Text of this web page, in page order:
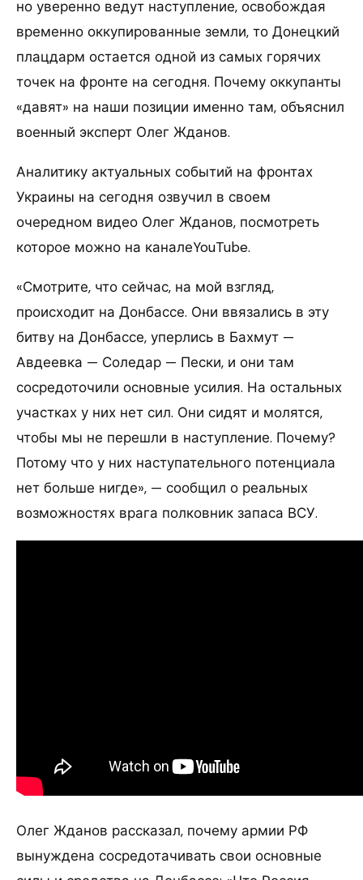
но уверенно ведут наступление, освобождая
временно оккупированные земли, то Донецкий
плацдарм остается одной из самых горячих
точек на фронте на сегодня. Почему оккупанты
«давят» на наши позиции именно там, объяснил
военный эксперт Олег Жданов.
Аналитику актуальных событий на фронтах
Украины на сегодня озвучил в своем
очередном видео Олег Жданов, посмотреть
которое можно на каналеYouTube.
«Смотрите, что сейчас, на мой взгляд,
происходит на Донбассе. Они ввязались в эту
битву на Донбассе, уперлись в Бахмут —
Авдеевка — Соледар — Пески, и они там
сосредоточили основные усилия. На остальных
участках у них нет сил. Они сидят и молятся,
чтобы мы не перешли в наступление. Почему?
Потому что у них наступательного потенциала
нет больше нигде», — сообщил о реальных
возможностях врага полковник запаса ВСУ.
Олег Жданов рассказал, почему армии РФ
вынуждена сосредотачивать свои основные